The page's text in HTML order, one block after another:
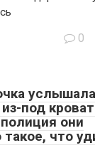
0
услышала
под
они
что